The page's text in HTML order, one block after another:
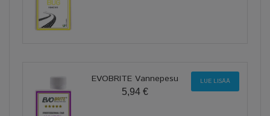
EVOBRITE Vannepesu
5,94 €
LUE LISÄÄ